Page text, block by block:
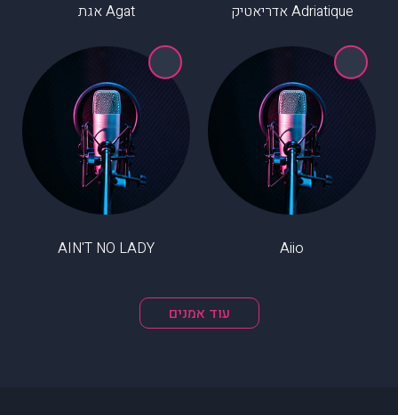
Adriatique אדריאטיק Agat אגת
Aiio
AIN'T NO LADY
עוד אמנים